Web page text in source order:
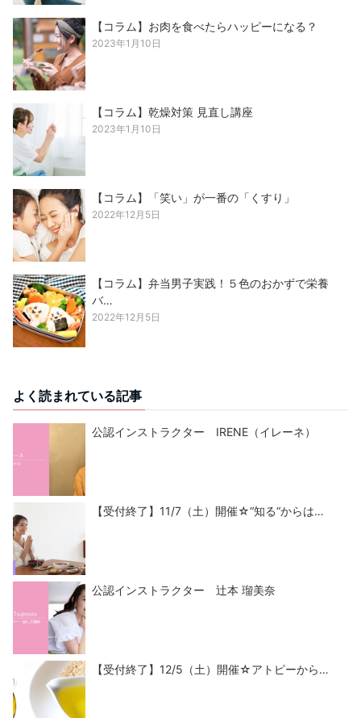
【コラム】お肉を食べたらハッピーになる？
2023年1月10日
【コラム】乾燥対策 見直し講座
2023年1月10日
【コラム】「笑い」が一番の「くすり」
2022年12月5日
【コラム】弁当男子実践！５色のおかずで栄養
バ…
2022年12月5日
よく読まれている記事
公認インストラクター IRENE（イレーネ）
【受付終了】11/7（土）開催☆“知る“からは…
公認インストラクター 辻本 瑠美奈
【受付終了】12/5（土）開催☆アトピーから…